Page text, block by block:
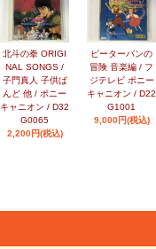
北斗の拳 ORIGI
NAL SONGS /
子門真人 子供ば
んど 他 / ポニー
キャニオン / D32
G0065
2,200円(税込)
ピーターパンの
冒険 音楽編 / フ
ジテレビ ポニー
キャニオン / D22
G1001
9,000円(税込)